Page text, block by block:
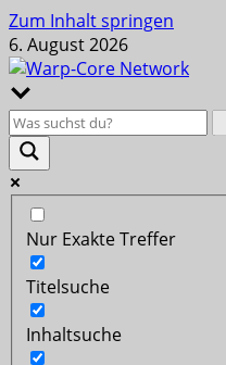
Zum Inhalt springen
6. August 2026
Nur Exakte Treffer
Titelsuche
Inhaltsuche